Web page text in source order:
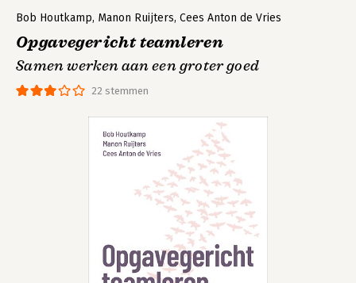
22 stemmen
Bob Houtkamp, Manon Ruijters, Cees Anton de Vries
Opgavegericht teamleren
Samen werken aan een groter goed